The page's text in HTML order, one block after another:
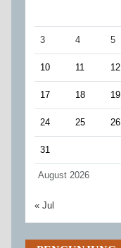
August 2026
3 4 5
10 11 12
17 18 19
24 25 26
31
« Jul